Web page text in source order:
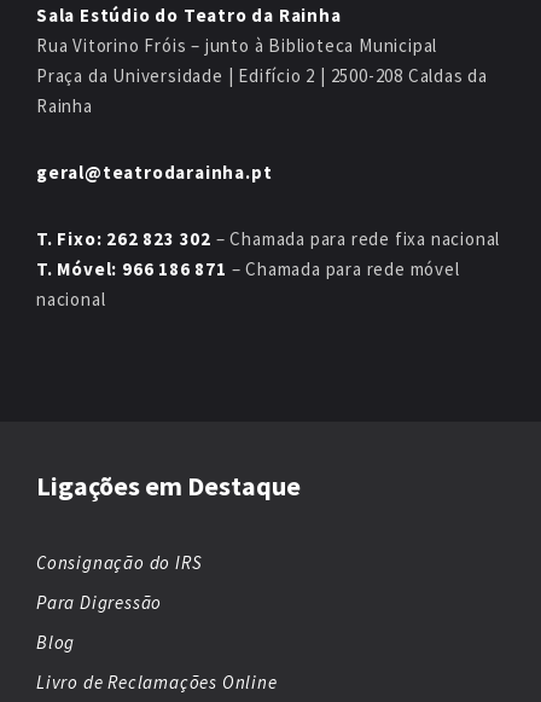
Sala Estúdio do Teatro da Rainha
Rua Vitorino Fróis – junto à Biblioteca Municipal
Praça da Universidade | Edifício 2 | 2500-208 Caldas da
Rainha
geral@teatrodarainha.pt
T. Fixo: 262 823 302 – Chamada para rede fixa nacional
T. Móvel: 966 186 871 – Chamada para rede móvel
nacional
Ligações em Destaque
Consignação do IRS
Para Digressão
Blog
Livro de Reclamações Online